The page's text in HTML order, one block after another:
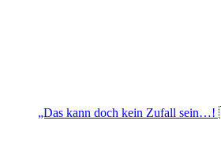
„Das kann doch kein Zufall